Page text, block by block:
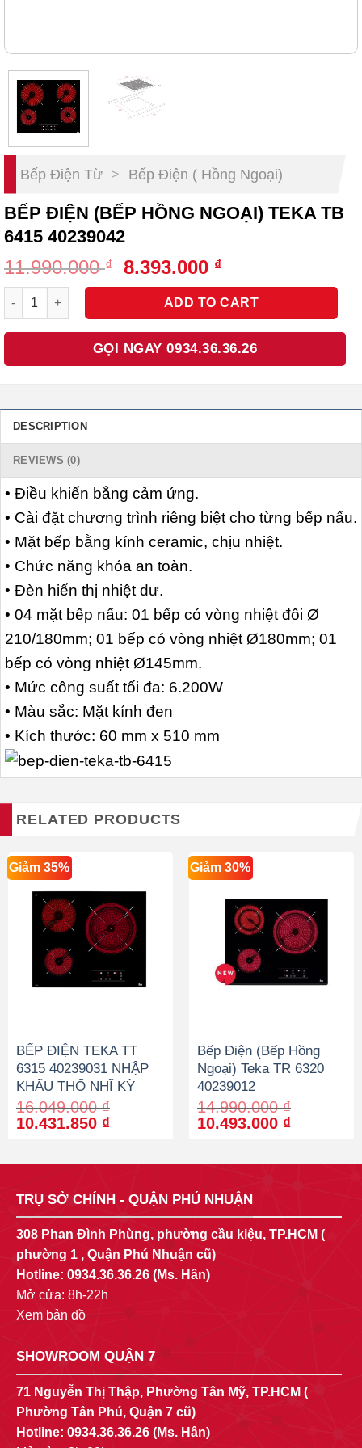
Bếp Điện Từ > Bếp Điện ( Hồng Ngoại)
BẾP ĐIỆN (BẾP HỒNG NGOẠI) TEKA TB
6415 40239042
11.990.000₫
Original
price
was:
11.990.000 ₫.
8.393.000 ₫Current
price
is:
8.393.000 ₫.
Bếp Điện (Bếp Hồng Ngoại) Teka TB 6415 40239042 quantity
ADD TO CART
GỌI NGAY 0934.36.36.26
DESCRIPTION
REVIEWS (0)
• Điều khiển bằng cảm ứng.
• Cài đặt chương trình riêng biệt cho từng bếp nấu.
• Mặt bếp bằng kính ceramic, chịu nhiệt.
• Chức năng khóa an toàn.
• Đèn hiển thị nhiệt dư.
• 04 mặt bếp nấu: 01 bếp có vòng nhiệt đôi Ø
210/180mm; 01 bếp có vòng nhiệt Ø180mm; 01
bếp có vòng nhiệt Ø145mm.
• Mức công suất tối đa: 6.200W
• Màu sắc: Mặt kính đen
• Kích thước: 60 mm x 510 mm
RELATED PRODUCTS
Giảm 35%
BẾP ĐIỆN TEKA TT
6315 40239031 NHẬP
KHẨU THỔ NHĨ KỲ
16.049.000₫
Original
10.431.850 ₫Current
Giảm 30%
Bếp Điện (Bếp Hồng
Ngoại) Teka TR 6320
40239012
14.990.000₫
Original
10.493.000 ₫Current
TRỤ SỞ CHÍNH - QUẬN PHÚ NHUẬN
308 Phan Đình Phùng, phường cầu kiệu, TP.HCM (
phường 1 , Quận Phú Nhuận cũ)
Hotline: 0934.36.36.26 (Ms. Hân)
Mở cửa: 8h-22h
Xem bản đồ
SHOWROOM QUẬN 7
71 Nguyễn Thị Thập, Phường Tân Mỹ, TP.HCM (
Phường Tân Phú, Quận 7 cũ)
Hotline: 0934.36.36.26 (Ms. Hân)